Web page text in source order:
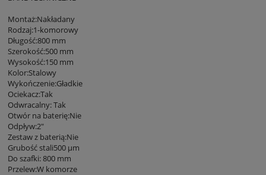
Montaż:Nakładany
Rodzaj:1-komorowy
Długość:800 mm
Szerokość:500 mm
Wysokość:150 mm
Kolor:Stalowy
Wykończenie:Gładkie
Ociekacz:Tak
Odwracalny: Tak
Otwór na baterię:Nie
Odpływ:2"
Zestaw z baterią:Nie
Grubość stali500 µm
Do szafki: 800 mm
Przelew:W komorze